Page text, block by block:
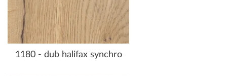
1180 - dub halifax synchro